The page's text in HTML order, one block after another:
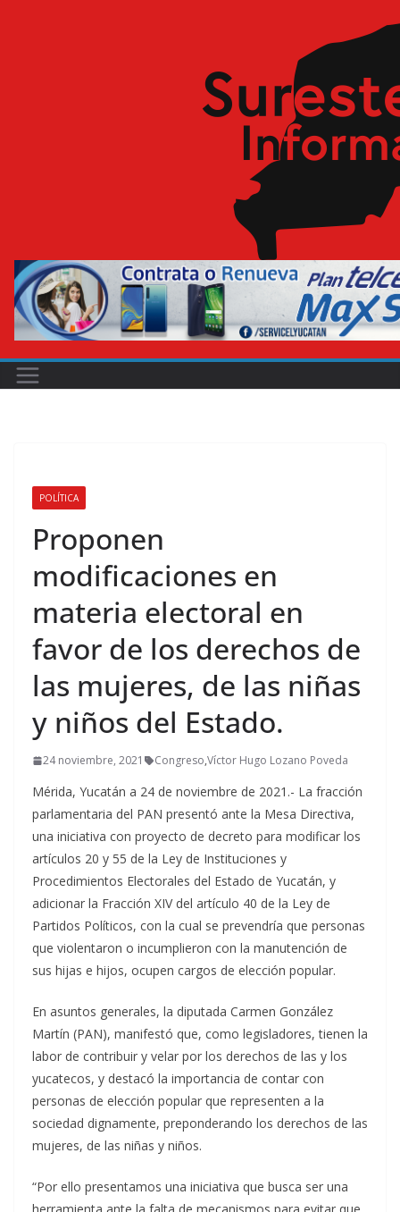
POLÍTICA
Proponen
modificaciones en
materia electoral en
favor de los derechos de
las mujeres, de las niñas
y niños del Estado.
24 noviembre, 2021 Congreso,Víctor Hugo Lozano Poveda
Mérida, Yucatán a 24 de noviembre de 2021.- La fracción
parlamentaria del PAN presentó ante la Mesa Directiva,
una iniciativa con proyecto de decreto para modificar los
artículos 20 y 55 de la Ley de Instituciones y
Procedimientos Electorales del Estado de Yucatán, y
adicionar la Fracción XIV del artículo 40 de la Ley de
Partidos Políticos, con la cual se prevendría que personas
que violentaron o incumplieron con la manutención de
sus hijas e hijos, ocupen cargos de elección popular.
En asuntos generales, la diputada Carmen González
Martín (PAN), manifestó que, como legisladores, tienen la
labor de contribuir y velar por los derechos de las y los
yucatecos, y destacó la importancia de contar con
personas de elección popular que representen a la
sociedad dignamente, preponderando los derechos de las
mujeres, de las niñas y niños.
“Por ello presentamos una iniciativa que busca ser una